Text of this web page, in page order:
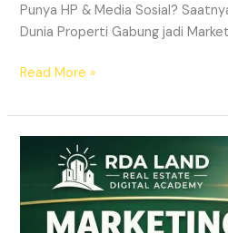
Punya HP & Media Sosial?
Dunia Properti Gabung jadi
Read More »
Lowongan
Marketing
Freelance
Properti